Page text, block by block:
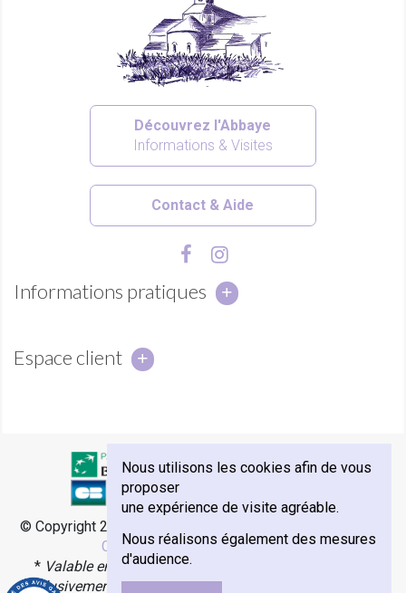
Découvrez l'Abbaye
Informations & Visites
Contact & Aide
Informations pratiques
Espace client
© Copyright 2018 - Abbaye Notre-Dame de Sénanque -
Commerce par Agence Velcome
*Valable en France Métropolitaine, Monaco et Corse.
Exclusivement avec les transporteurs Colissimo, Mondial
Nous utilisons les cookies afin de vous
proposer
une expérience de visite agréable.
Nous réalisons également des mesures
d'audience.